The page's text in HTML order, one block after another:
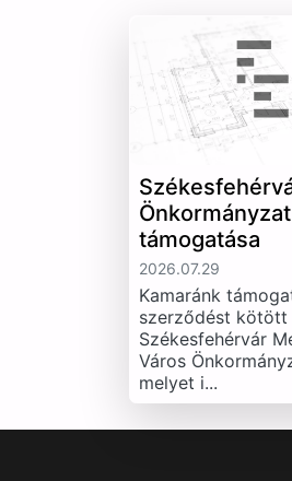
Önkormányzat
támogatása
2026.07.29
Kamaránk
szerződést kötött
Székesfehérvár
Város
melyet i...